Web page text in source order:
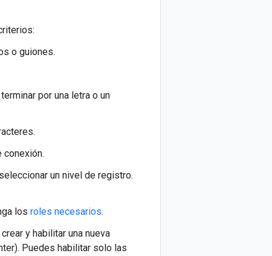
o guiones.
por una letra o un
conexión.
un nivel de registro.
los roles necesarios.
y habilitar una nueva
Puedes habilitar solo las